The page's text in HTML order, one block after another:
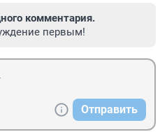
комментария.
первым!
Отправить